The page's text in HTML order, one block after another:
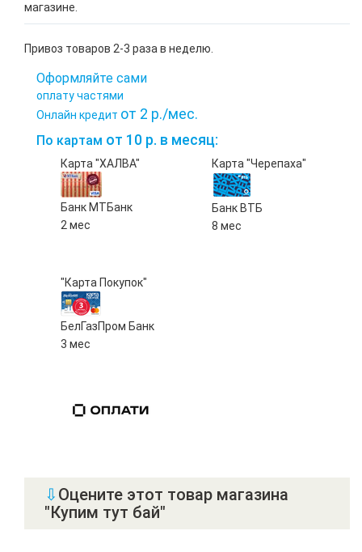
магазине.
Привоз товаров 2-3 раза в неделю.
Оформляйте сами
оплату частями
Онлайн кредит от 2 р./мес.
По картам от 10 р. в месяц:
Карта "ХАЛВА"
Банк МТБанк
2 мес
Карта "Черепаха"
Банк ВТБ
8 мес
"Карта Покупок"
БелГазПром Банк
3 мес
⇩ Оцените этот товар магазина
"Купим тут бай"